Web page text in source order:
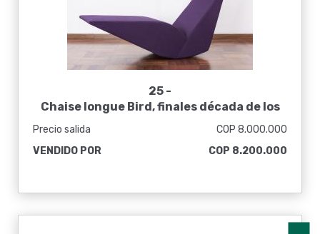
25 -
Chaise longue Bird, finales década de los
Precio salida
COP 8.000.000
VENDIDO POR
COP 8.200.000